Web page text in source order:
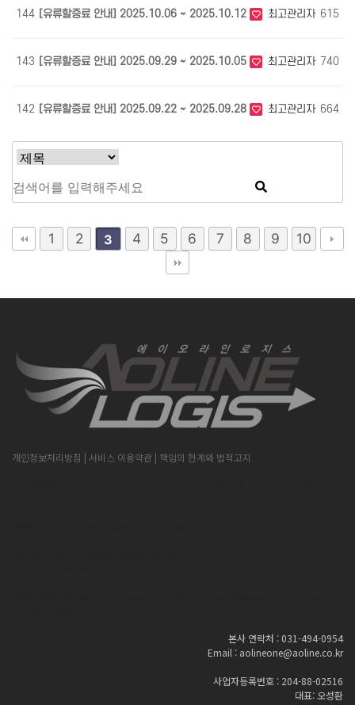
144 [유류할증료 안내] 2025.10.06 ~ 2025.10.12 최고관리자 615
143 [유류할증료 안내] 2025.09.29 ~ 2025.10.05 최고관리자 740
142 [유류할증료 안내] 2025.09.22 ~ 2025.09.28 최고관리자 664
1 2 3 4 5 6 7 8 9 10
개인정보처리방침 | 서비스 이용약관 | 책임의 한계와 법적고지
본사 연락처 : 031-494-0954
Email : aolineone@aoline.co.kr
사업자등록번호 : 204-88-02516
대표: 오성환